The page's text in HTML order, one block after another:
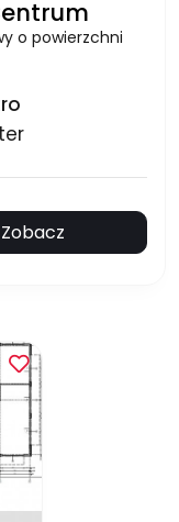
o powierzchni
Zobacz